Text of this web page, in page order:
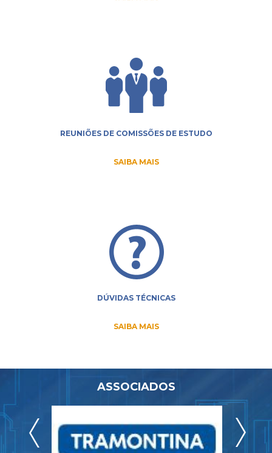
REUNIÕES DE COMISSÕES DE ESTUDO
SAIBA MAIS
DÚVIDAS TÉCNICAS
SAIBA MAIS
ASSOCIADOS